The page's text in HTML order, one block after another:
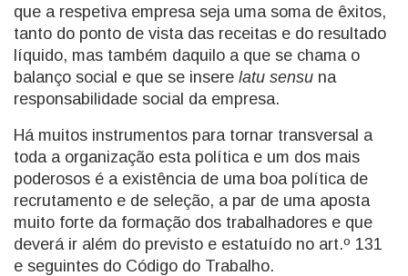
que a respetiva empresa seja uma soma de êxitos,
tanto do ponto de vista das receitas e do resultado
líquido, mas também daquilo a que se chama o
balanço social e que se insere latu sensu na
responsabilidade social da empresa.
Há muitos instrumentos para tornar transversal a
toda a organização esta política e um dos mais
poderosos é a existência de uma boa política de
recrutamento e de seleção, a par de uma aposta
muito forte da formação dos trabalhadores e que
deverá ir além do previsto e estatuído no art.º 131
e seguintes do Código do Trabalho.